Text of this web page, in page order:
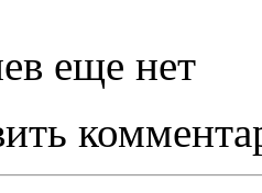
еще нет